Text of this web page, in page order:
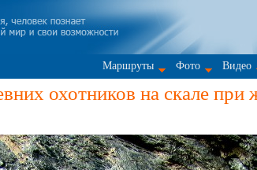
Маршруты Фото Видео
охотников на скале при